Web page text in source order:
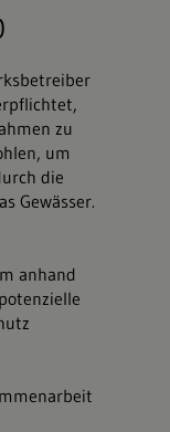
zu
um
die
Gewässer.
anhand